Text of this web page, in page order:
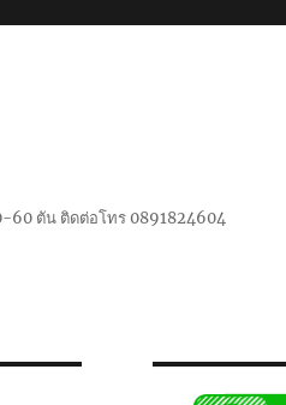
60 ตัน ติดต่อโทร 0891824604